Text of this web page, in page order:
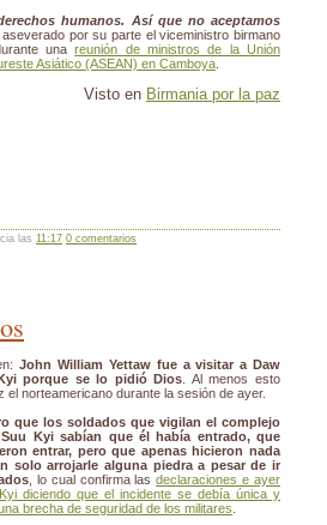
humanos. Así que no aceptamos
por su parte el viceministro birmano
unareunión de ministros de la Unión
Asiático (ASEAN) en Camboya
Visto en Birmania por la paz
las 11:17 0 comentarios
John William Yettaw fue a visitar a Daw
porque se lo pidió Dios . Al menos esto
el norteamericano durante la sesión de ayer.
que los soldados que vigilan el complejo
Kyi sabían que él había entrado, que
entrar, pero que apenas hicieron nada
solo arrojarle alguna piedra a pesar de ir
, lo cual confirma lasdeclaraciones e ayer
diciendo que el incidente se debía única y
brecha de seguridad de los militares